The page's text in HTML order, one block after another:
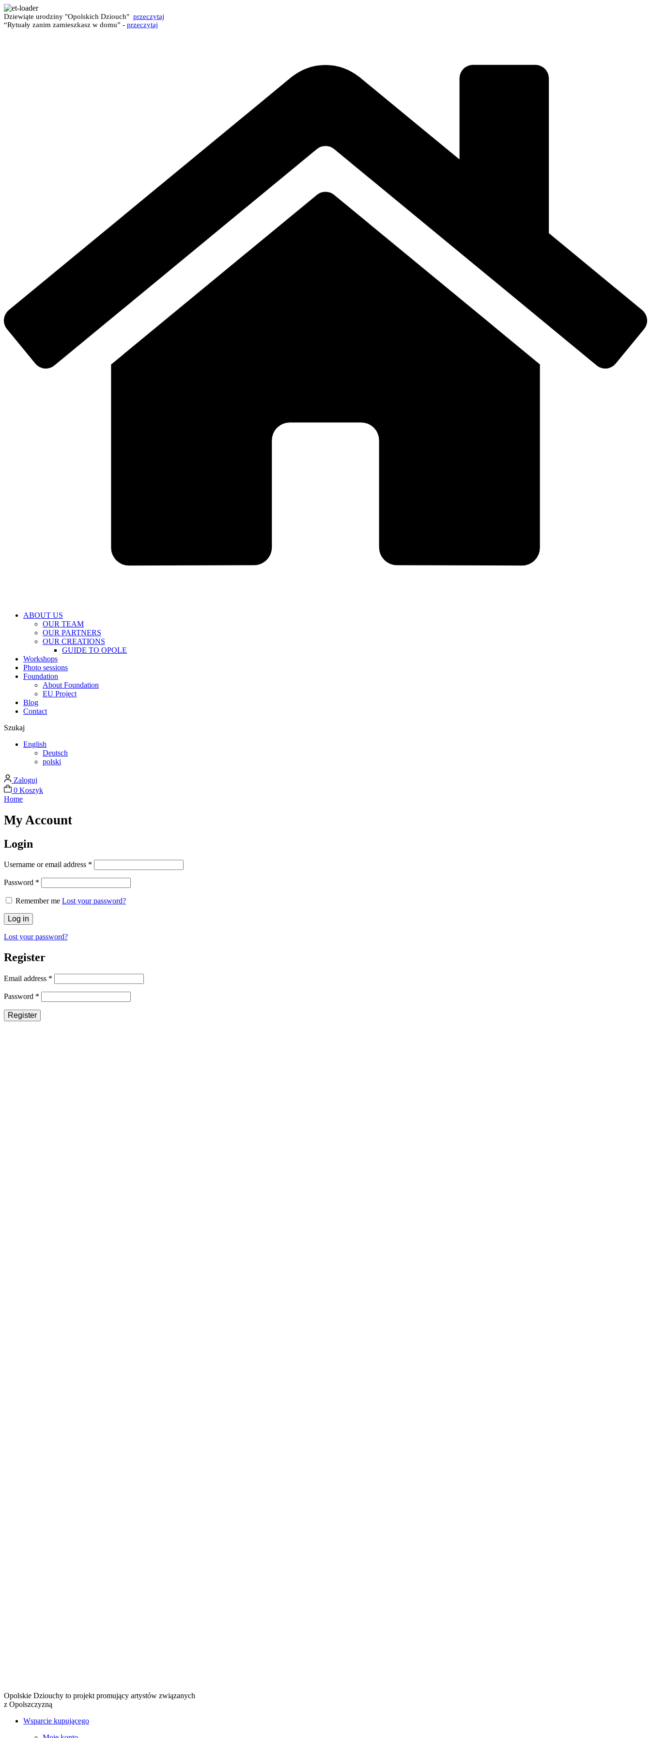
Dziewiąte urodziny "Opolskich Dziouch" przeczytaj
“Rytuały zanim zamieszkasz w domu” - przeczytaj
ABOUT US
OUR TEAM
OUR PARTNERS
OUR CREATIONS
GUIDE TO OPOLE
Workshops
Photo sessions
Foundation
About Foundation
EU Project
Blog
Contact
Szukaj
English
Deutsch
polski
Zaloguj
0 Koszyk
Home
My Account
Login
Username or email address *
Password *
Remember me Lost your password?
Log in
Lost your password?
Register
Email address *
Password *
Register
Opolskie Dziouchy to projekt promujący artystów związanych
z Opolszczyzną
Wsparcie kupującego